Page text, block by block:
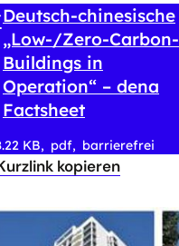
Deutsch-chinesische
„Low-/Zero-Carbon-
Buildings in
Operation“ – dena
Factsheet
KB pdf barrierefrei
kopieren